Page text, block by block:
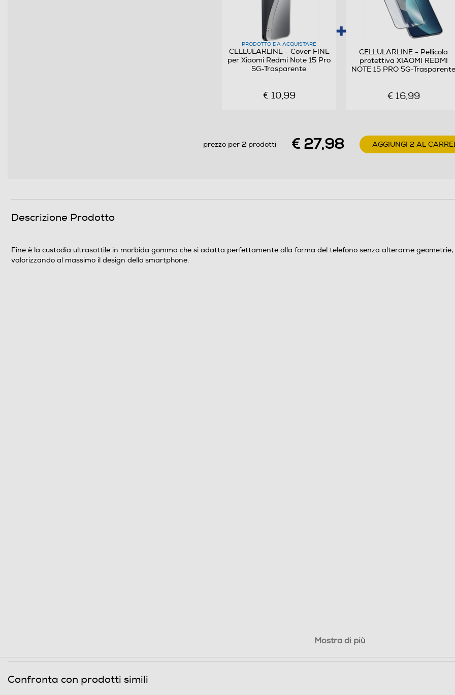
PRODOTTO DA ACQUISTARE
CELLULARLINE - Cover FINE
per Xiaomi Redmi Note 15 Pro
5G-Trasparente
€ 10,99
CELLULARLINE - Pellicola
protettiva XIAOMI REDMI
NOTE 15 PRO 5G-Trasparente
€ 16,99
prezzo per 2 prodotti € 27,98 AGGIUNGI 2 AL
Descrizione Prodotto
Fine è la custodia ultrasottile in morbida gomma che si adatta perfettamente alla forma del telefono senza alterarne
valorizzando al massimo il design dello smartphone.
Mostra di più
Confronta con prodotti simili